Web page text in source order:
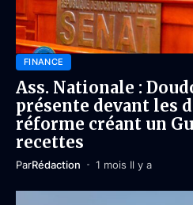
FINANCE
Ass. Nationale :
présente devant les
réforme créant un
recettes
ParRédaction 1 mois Il y a